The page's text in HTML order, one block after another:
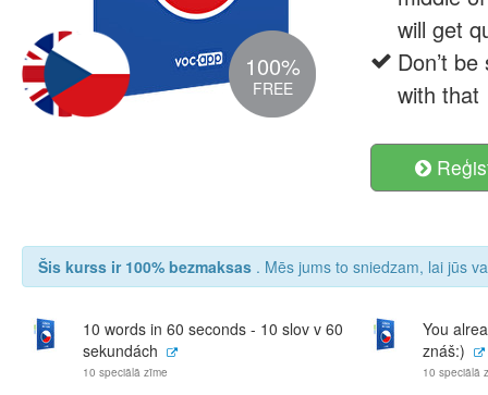
100%
FREE
will get
Don’t
with that
Šis kurss ir 100% bezmaksas . Mēs jums to sniedzam, lai jūs
10 words in 60 seconds - 10 slov v 60
sekundách
10 speciālā zīme
You
znáš:)
10 speciālā